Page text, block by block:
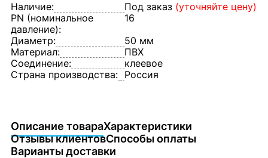
Наличие: Под заказ (уточняйте цену)
PN (номинальное
давление):
16
Диаметр:
50 мм
Материал:
ПВХ
Соединение:
клеевое
Страна производства: Россия
Описание товараХарактеристики
Отзывы клиентовСпособы оплаты
Варианты доставки